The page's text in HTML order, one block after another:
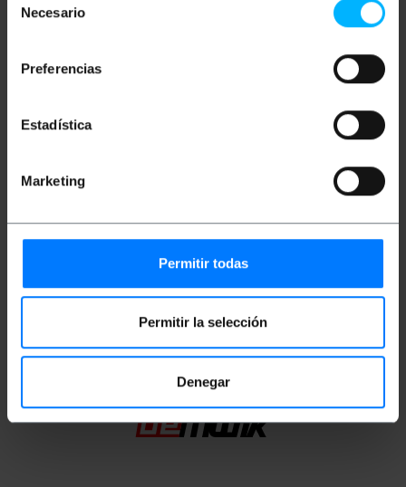
Necesario
Preferencias
Estadística
Marketing
Permitir todas
Permitir la selección
Denegar
Weiß ethernet cable.
Baud rate: 10Gbps (10000Mbps) over 100
RJ45 connectors with locking tab.
Gewicht: 547 g